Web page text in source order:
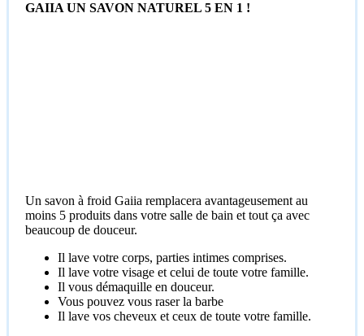
GAIIA UN SAVON NATUREL 5 EN 1 !
Un savon à froid Gaiia remplacera avantageusement au
moins 5 produits dans votre salle de bain et tout ça avec
beaucoup de douceur.
Il lave votre corps, parties intimes comprises.
Il lave votre visage et celui de toute votre famille.
Il vous démaquille en douceur.
Vous pouvez vous raser la barbe
Il lave vos cheveux et ceux de toute votre famille.